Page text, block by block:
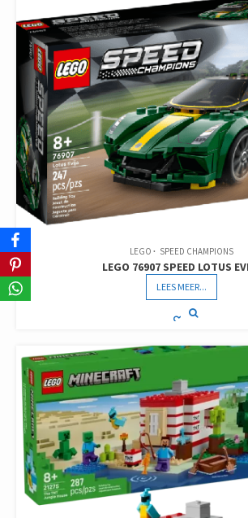
LEGO SPEED CHAMPIONS
LEGO 76907 SPEED LOTUS
LEES MEER...